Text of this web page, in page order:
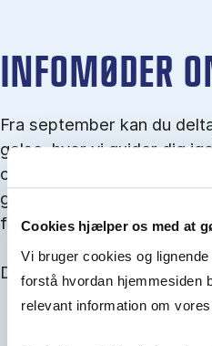
Cookies hjælper os med at
Vi bruger cookies og
forstå hvordan hjemmesiden
relevant information om
IN­FO­MØ­DER
Fra september kan du
gel­se, hvor vi gu­i­der dig
ces­sen, og for­tæl­ler om
gangs­krav, og hvordan du
for at blive optaget.
Du kan finde alle events